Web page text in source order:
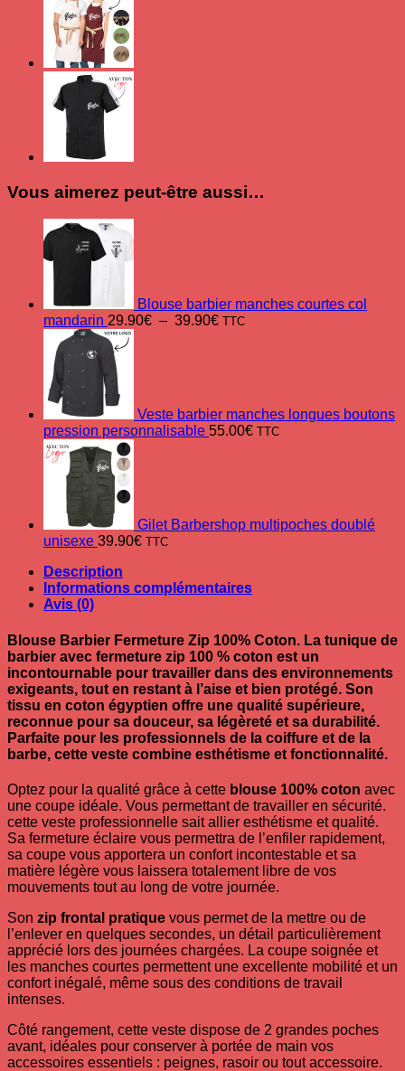
Vous aimerez peut-être aussi…
Blouse barbier manches courtes col
mandarin 29.90€ – 39.90€Plage
TTC
Veste barbier manches longues boutons
pression personnalisable 55.00€ TTC
Gilet Barbershop multipoches doublé
unisexe 39.90€ TTC
Description
Informations complémentaires
Avis (0)
Blouse Barbier Fermeture Zip 100% Coton. La tunique de
barbier avec fermeture zip 100 % coton est un
incontournable pour travailler dans des environnements
exigeants, tout en restant à l’aise et bien protégé. Son
tissu en coton égyptien offre une qualité supérieure,
reconnue pour sa douceur, sa légèreté et sa durabilité.
Parfaite pour les professionnels de la coiffure et de la
barbe, cette veste combine esthétisme et fonctionnalité.
Optez pour la qualité grâce à cette blouse 100% coton avec
une coupe idéale. Vous permettant de travailler en sécurité.
cette veste professionnelle sait allier esthétisme et qualité.
Sa fermeture éclaire vous permettra de l’enfiler rapidement,
sa coupe vous apportera un confort incontestable et sa
matière légère vous laissera totalement libre de vos
mouvements tout au long de votre journée.
Son zip frontal pratique vous permet de la mettre ou de
l’enlever en quelques secondes, un détail particulièrement
apprécié lors des journées chargées. La coupe soignée et
les manches courtes permettent une excellente mobilité et un
confort inégalé, même sous des conditions de travail
intenses.
Côté rangement, cette veste dispose de 2 grandes poches
avant, idéales pour conserver à portée de main vos
accessoires essentiels : peignes, rasoir ou tout accessoire.